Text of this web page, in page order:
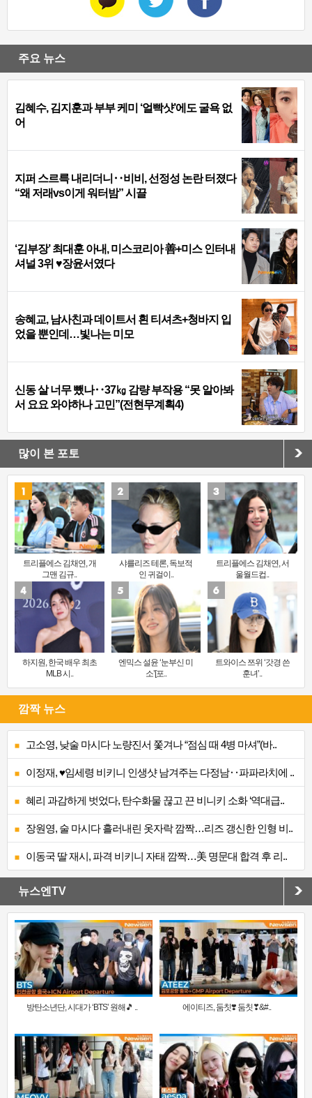
주요 뉴스
김혜수, 김지훈과 부부 케미 ‘얼빡샷’에도 굴욕 없
어
지퍼 스르륵 내리더니‥비비, 선정성 논란 터졌다
“왜 저래vs이게 워터밤” 시끌
‘김부장’ 최대훈 아내, 미스코리아 善+미스 인터내
셔널 3위 ♥장윤서였다
송혜교, 남사친과 데이트서 흰 티셔츠+청바지 입
었을 뿐인데…빛나는 미모
신동 살 너무 뺐나‥37㎏ 감량 부작용 “못 알아봐
서 요요 와야하나 고민”(전현무계획4)
많이 본 포토
트리플에스 김채연, 개
그맨 김규..
샤를리즈 테론, 독보적
인 귀걸이..
트리플에스 김채연, 서
울월드컵..
하지원, 한국 배우 최초
MLB 시..
엔믹스 설윤 ‘눈부신 미
소’[포..
트와이스 쯔위 ‘갓경 쓴
훈녀’..
깜짝 뉴스
고소영, 낮술 마시다 노량진서 쫓겨나 “점심 때 4병 마셔”(바..
이정재, ♥임세령 비키니 인생샷 남겨주는 다정남‥파파라치에 ..
혜리 과감하게 벗었다, 탄수화물 끊고 끈 비니키 소화 ‘역대급..
장원영, 술 마시다 흘러내린 옷자락 깜짝…리즈 갱신한 인형 비..
이동국 딸 재시, 파격 비키니 자태 깜짝…美 명문대 합격 후 리..
뉴스엔TV
방탄소년단, 시대가 ‘BTS’ 원해🎵 .. 에이티즈, 둠칫❣️ 둠칫❣&#..